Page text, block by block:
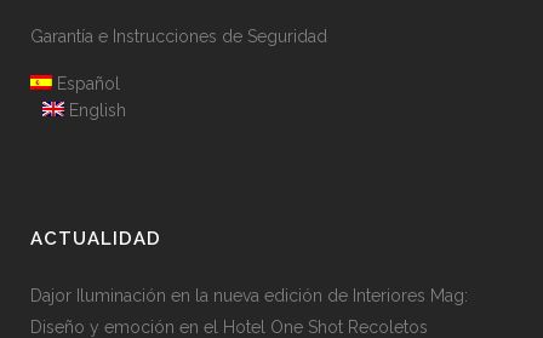
Garantía e Instrucciones de Seguridad
Español
English
ACTUALIDAD
Dajor Iluminación en la nueva edición de Interiores Mag:
Diseño y emoción en el Hotel One Shot Recoletos